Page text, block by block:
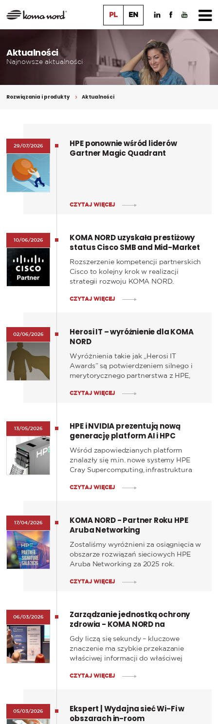
PL EN
Aktualności
Najnowsze aktualności
Rozwiązania i produkty Aktualności
29/07/2026
HPE ponownie wśród liderów
Gartner Magic Quadrant
CZYTAJ WIĘCEJ
10/06/2026
KOMA NORD uzyskała prestiżowy
status Cisco SMB and Mid-Market
Business Practice
Rozszerzenie kompetencji partnerskich
Cisco to kolejny krok w realizacji
strategii rozwoju KOMA NORD.
przygotowanie zespołu do
nasze możliwości realizacji projektów
opartych o technologie Cisco.
CZYTAJ WIĘCEJ
02/06/2026
Herosi IT – wyróżnienie dla KOMA
NORD
Wyróżnienia takie jak „Herosi IT
Awards” są potwierdzeniem silnego i
merytorycznego partnerstwa z HPE,
ambitnych i nowoczesnych projektów.
CZYTAJ WIĘCEJ
13/05/2026
HPE i NVIDIA prezentują nową
generację platform AI i HPC
Wśród zapowiedzianych platform
znalazły się m.in. nowe systemy HPE
Cray Supercomputing, infrastruktura
rozwój środowiska HPE AI Factory.
CZYTAJ WIĘCEJ
17/04/2026
KOMA NORD - Partner Roku HPE
Aruba Networking
Zostaliśmy wyróżnieni za osiągnięcia w
obszarze rozwiązań sieciowych HPE
Aruba Networking za 2025 rok.
Partner Signature, która odbyła się w
CZYTAJ WIĘCEJ
06/03/2026
Zarządzanie jednostką ochrony
zdrowia - KOMA NORD na
konferencji STOMOZ
Gdy liczą się sekundy – kluczowe
znaczenie ma szybkie przekazanie
właściwej informacji do właściwej
nowoczesnym systemom komunikacji
CZYTAJ WIĘCEJ
05/03/2026
Ekspert | Wydajna sieć Wi-Fi w
obszarach in-room